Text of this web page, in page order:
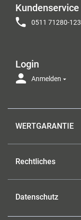
Kundenservice
0511 71280-123
Login
Anmelden
WERTGARANTIE
Rechtliches
Datenschutz